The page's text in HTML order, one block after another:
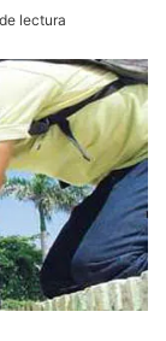
lectura